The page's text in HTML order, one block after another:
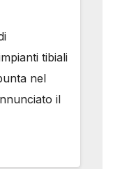
tibiali
nel
il